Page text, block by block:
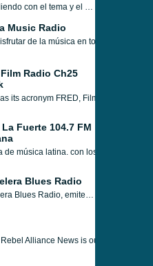
Coincidiendo con el tema y el estilo de transmisión y presentación bastante bien Radio 90s 2000 - Radio Justo Daract establece el punto de referencia para otras estaciones de radio en línea sobre cómo promover un programa de radio al número deseado y dirigirse a los oyentes de manera efectiva de una manera mayor. Esta es una radio muy popular.
Music Radio
de la música en todos sus estilos...
Film Radio Ch25
its acronym FRED, Film Radio
Fuerte 104.7 FM
de música latina. con los mejores
Blues Radio
Cocktelera Blues Radio, emite música las 24 horas del día ininterrumpidamente, hay una gran selección de estilos musicales referentes al Blues.
Rebel Alliance News is our nightly